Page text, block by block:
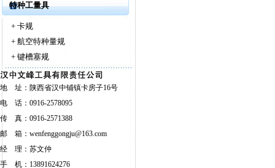
特种工量具
+ 卡规
+ 航空特种量规
+ 键槽塞规
地 址：陕西省汉中铺镇卡房子16号
电 话：0916-2578095
传 真：0916-2571388
邮 箱：wenfenggongju@163.com
经 理：苏文仲
手 机：13891624276